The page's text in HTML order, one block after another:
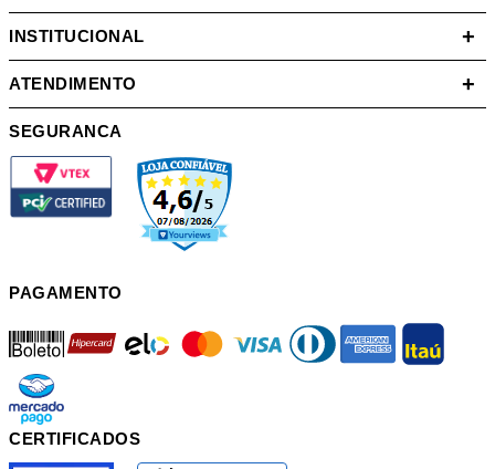
INSTITUCIONAL +
ATENDIMENTO +
SEGURANCA
PAGAMENTO
boleto mastercard diners american itau
mercadopago
CERTIFICADOS